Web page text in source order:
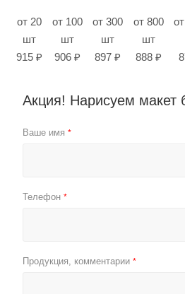
от 20
шт
915 ₽
от 100
шт
906 ₽
от 300
шт
897 ₽
от 800
шт
888 ₽
Акция! Нарисуем макет
Ваше имя *
Телефон *
Продукция, комментарии *